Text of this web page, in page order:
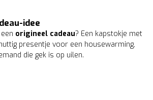
idee
origineel cadeau? Een kapstokje met
presentje voor een housewarming,
die gek is op uilen.